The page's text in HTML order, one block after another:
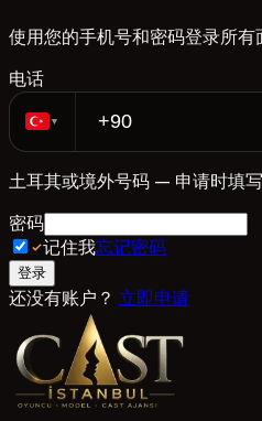
使用您的手机号和密码登录所有
电话
▼
土耳其或境外号码 — 申请时填写
密码
记住我忘记密码
登录
还没有账户？ 立即申请